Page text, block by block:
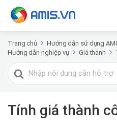
Trang chủ
Hướng dẫn sử dụng
Hướng dẫn nghiệp vụ
Giá thành
Tìm
kiếm
Tính giá thành